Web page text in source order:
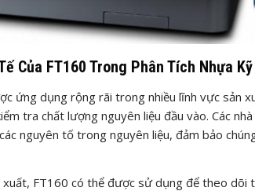
Của FT160 Trong Phân Tích Nhựa
ứng dụng rộng rãi trong nhiều lĩnh vực sản
tra chất lượng nguyên liệu đầu vào. Các
nguyên tố trong nguyên liệu, đảm bảo
FT160 có thể được sử dụng để theo dõi